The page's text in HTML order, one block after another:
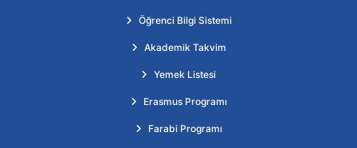
Öğrenci Bilgi Sistemi
Akademik Takvim
Yemek Listesi
Erasmus Programı
Farabi Programı